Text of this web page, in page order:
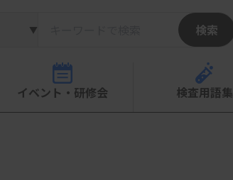
▼ 検索
イベント・研修会 検査用語集